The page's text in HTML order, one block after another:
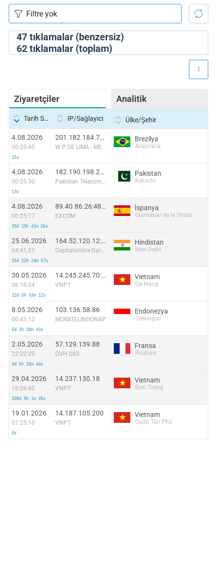
47tıklamalar (benzersiz)
62tıklamalar (toplam)
Ziyaretçiler Analitik
1
Tarih Saati IP/Sağlayıcı Ülke/Şehir
4.08.2026
00:25:45
15s
201.182.184.71:54938
W P DE LIMA - ME
Brezilya
Arapiraca
4.08.2026
00:25:30
13s
182.190.198.244:26782
Pakistan Telecommuication company limited
Pakistan
Karachi
4.08.2026
00:25:17
39d 19h 43m 56s
89.40.86.26:48864
EXCOM
İspanya
Quintanar de la Orden
25.06.2026
04:41:21
25d 22h 24m 57s
164.52.120.12:36491
Capitalonline Data Service (HK) Co
Hindistan
New Delhi
30.05.2026
06:16:24
22d 5h 33m 12s
14.245.245.70:34880
VNPT
Vietnam
Da Nang
8.05.2026
00:43:12
5d 2h 20m 43s
103.136.58.86
MORATELINDONAP
Endonezya
Cileungsir
2.05.2026
22:22:29
3d 5h 55m 44s
57.129.139.88
OVH SAS
Fransa
Roubaix
29.04.2026
16:26:45
100d 9h 1m 35s
14.237.130.18
VNPT
Vietnam
Đưc Trọng
19.01.2026
07:25:10
0s
14.187.105.200
VNPT
Vietnam
Quận Tân Phú